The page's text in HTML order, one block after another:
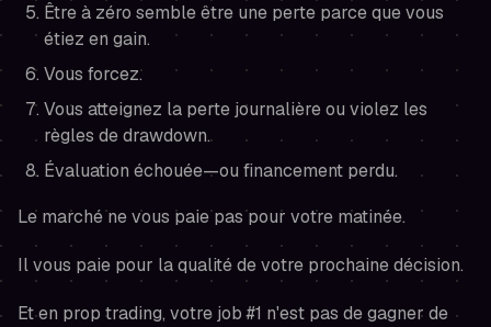
Être à zéro semble être une perte parce que vous
étiez en gain.
Vous forcez.
Vous atteignez la perte journalière ou violez les
règles de drawdown.
Évaluation échouée—ou financement perdu.
Le marché ne vous paie pas pour votre matinée.
Il vous paie pour la qualité de votre prochaine décision.
Et en prop trading, votre job #1 n'est pas de gagner de